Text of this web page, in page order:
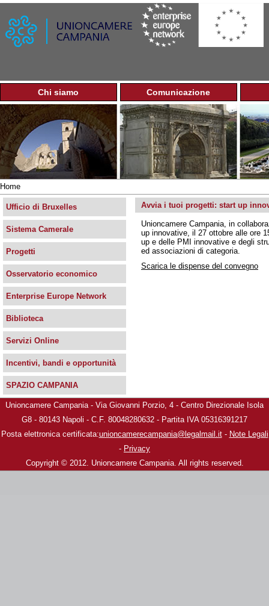
Jump to navigation
M
e
n
u
p
r
n
c
p
a
e
Chi siamo Comunicazione
Tu
sei
qui
Home
Avvia i tuoi progetti: start up
Unioncamere Campania, in
up innovative, il 27 ottobre alle ore
up e delle PMI innovative e degli
ed associazioni di categoria.
Scarica le dispense del convegno
Ufficio di Bruxelles
Sistema Camerale
Progetti
Osservatorio economico
Enterprise Europe Network
Biblioteca
Servizi Online
Incentivi, bandi e opportunità
SPAZIO CAMPANIA
Unioncamere Campania - Via Giovanni Porzio, 4 - Centro Direzionale Isola
G8 - 80143 Napoli - C.F. 80048280632 - Partita IVA 05316391217
Posta elettronica certificata:unioncamerecampania@legalmail.it- Note Legali
- Privacy
Copyright © 2012. Unioncamere Campania. All rights reserved.